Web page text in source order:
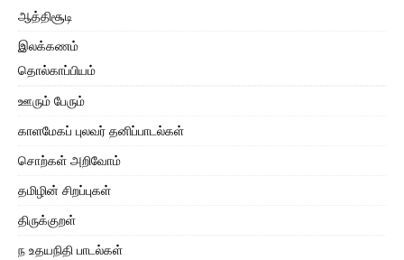
ஆத்திசூடி
இலக்கணம்
தொல்காப்பியம்
ஊரும் பேரும்
காளமேகப் புலவர் தனிப்பாடல்கள்
சொற்கள் அறிவோம்
தமிழின் சிறப்புகள்
திருக்குறள்
ந உதயநிதி பாடல்கள்